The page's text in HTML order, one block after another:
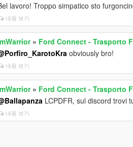
lavoro! Troppo simpatico sto
내용 보기
» Ford Connect - Trasporto
obviously bro!
내용 보기
» Ford Connect - Trasporto
LCPDFR, sul discord trovi
내용 보기